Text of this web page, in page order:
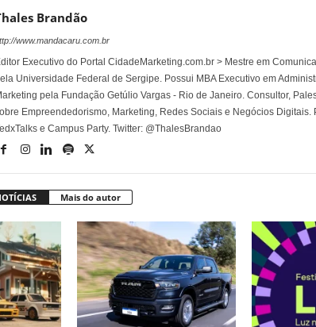
Brandão
www.mandacaru.com.br
Executivo do Portal CidadeMarketing.com.br > Mestre em
Universidade Federal de Sergipe. Possui MBA Executivo em
pela Fundação Getúlio Vargas - Rio de Janeiro. Consultor,
Empreendedorismo, Marketing, Redes Sociais e Negócios Digitais.
e Campus Party. Twitter: @ThalesBrandao
Mais do autor